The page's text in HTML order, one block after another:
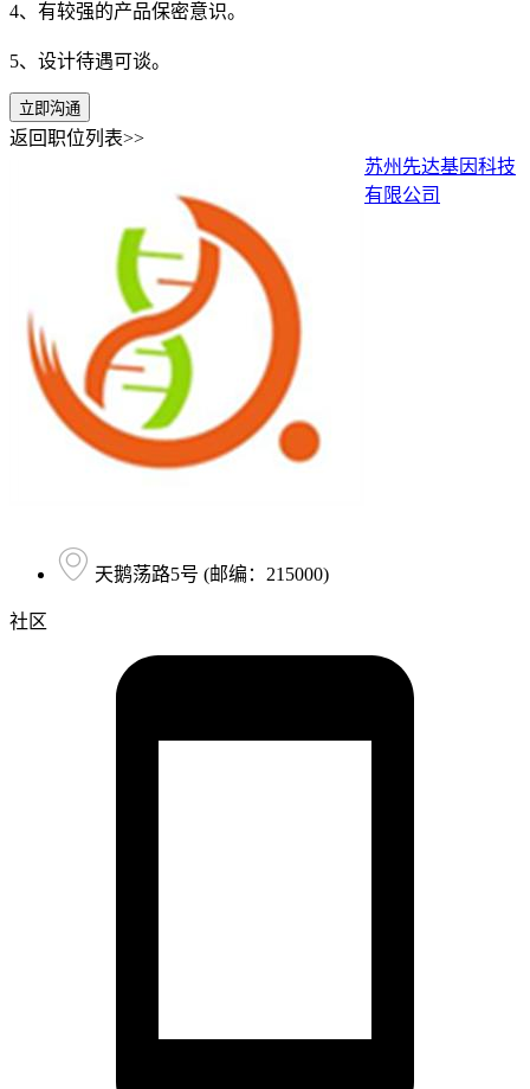
4、有较强的产品保密意识。
5、设计待遇可谈。
立即沟通
返回职位列表>>
苏州先达基因科技
有限公司
天鹅荡路5号 (邮编：215000)
社区